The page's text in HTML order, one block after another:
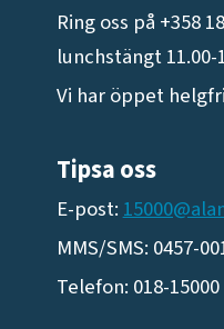
Ring oss på +358
lunchstängt 11.00-
Vi har öppet
Tipsa oss
E-post:
MMS/SMS: 0457-
Telefon: 018-15000